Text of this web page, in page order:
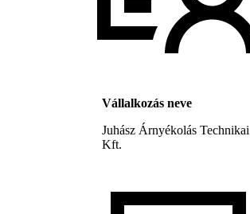
Vállalkozás neve
Juhász Árnyékolás Technikai
Kft.